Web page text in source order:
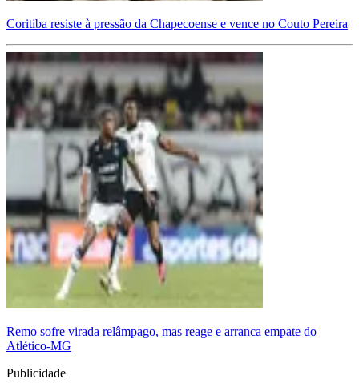
Coritiba resiste à pressão da Chapecoense e vence no Couto Pereira
Remo sofre virada relâmpago, mas reage e arranca empate do
Atlético-MG
Publicidade